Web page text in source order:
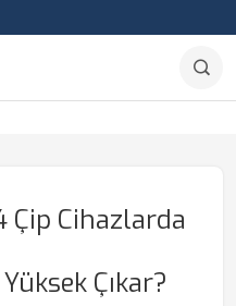
Çip Cihazlarda
Çıkar?